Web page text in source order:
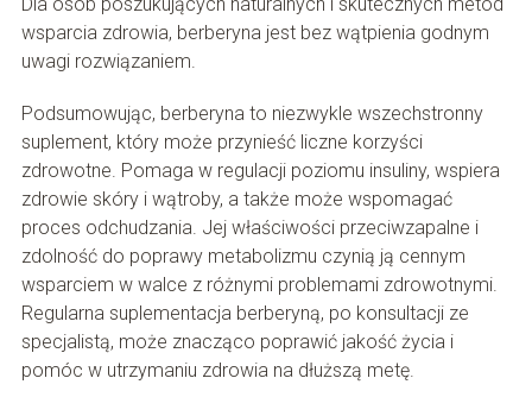
wsparcia zdrowia, berberyna jest bez wątpienia godnym
uwagi rozwiązaniem.
Podsumowując, berberyna to niezwykle wszechstronny
suplement, który może przynieść liczne korzyści
zdrowotne. Pomaga w regulacji poziomu insuliny, wspiera
zdrowie skóry i wątroby, a także może wspomagać
proces odchudzania. Jej właściwości przeciwzapalne i
zdolność do poprawy metabolizmu czynią ją cennym
wsparciem w walce z różnymi problemami zdrowotnymi.
Regularna suplementacja berberyną, po konsultacji ze
specjalistą, może znacząco poprawić jakość życia i
pomóc w utrzymaniu zdrowia na dłuższą metę.